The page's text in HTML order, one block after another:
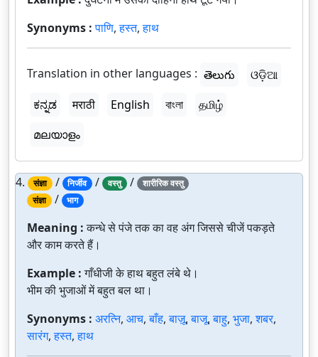
Synonyms :पाणि,हस्त,हाथ
Translation in other languages : తెలుగు
ଓଡ଼ିଆ
ಕನ್ನಡ
मराठी English বাংলা
தமிழ்
മലയാളം
4. संज्ञा / निर्जीव / वस्तु /
शारीरिक वस्तु
संज्ञा / भाग
Meaning :कन्धे से पंजे तक का वह अंग जिससे चीजें पकड़ते
और काम करते हैं।
Example :गाँधीजी के हाथ बहुत लंबे थे।
भीम की भुजाओं में बहुत बल था।
Synonyms : अरत्नि, आच,बाँह,बाज़ू,बाजू,बाहु, भुजा,शबर,
सारंग,हस्त,हाथ